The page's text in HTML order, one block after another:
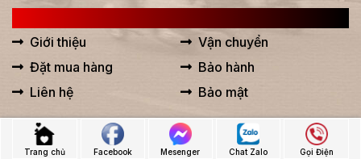
Giới thiệu
Đặt mua hàng
Liên hệ
Vận chuyển
Bảo hành
Bảo mật
Trang chủ Facebook Mesenger Chat Zalo Gọi Điện